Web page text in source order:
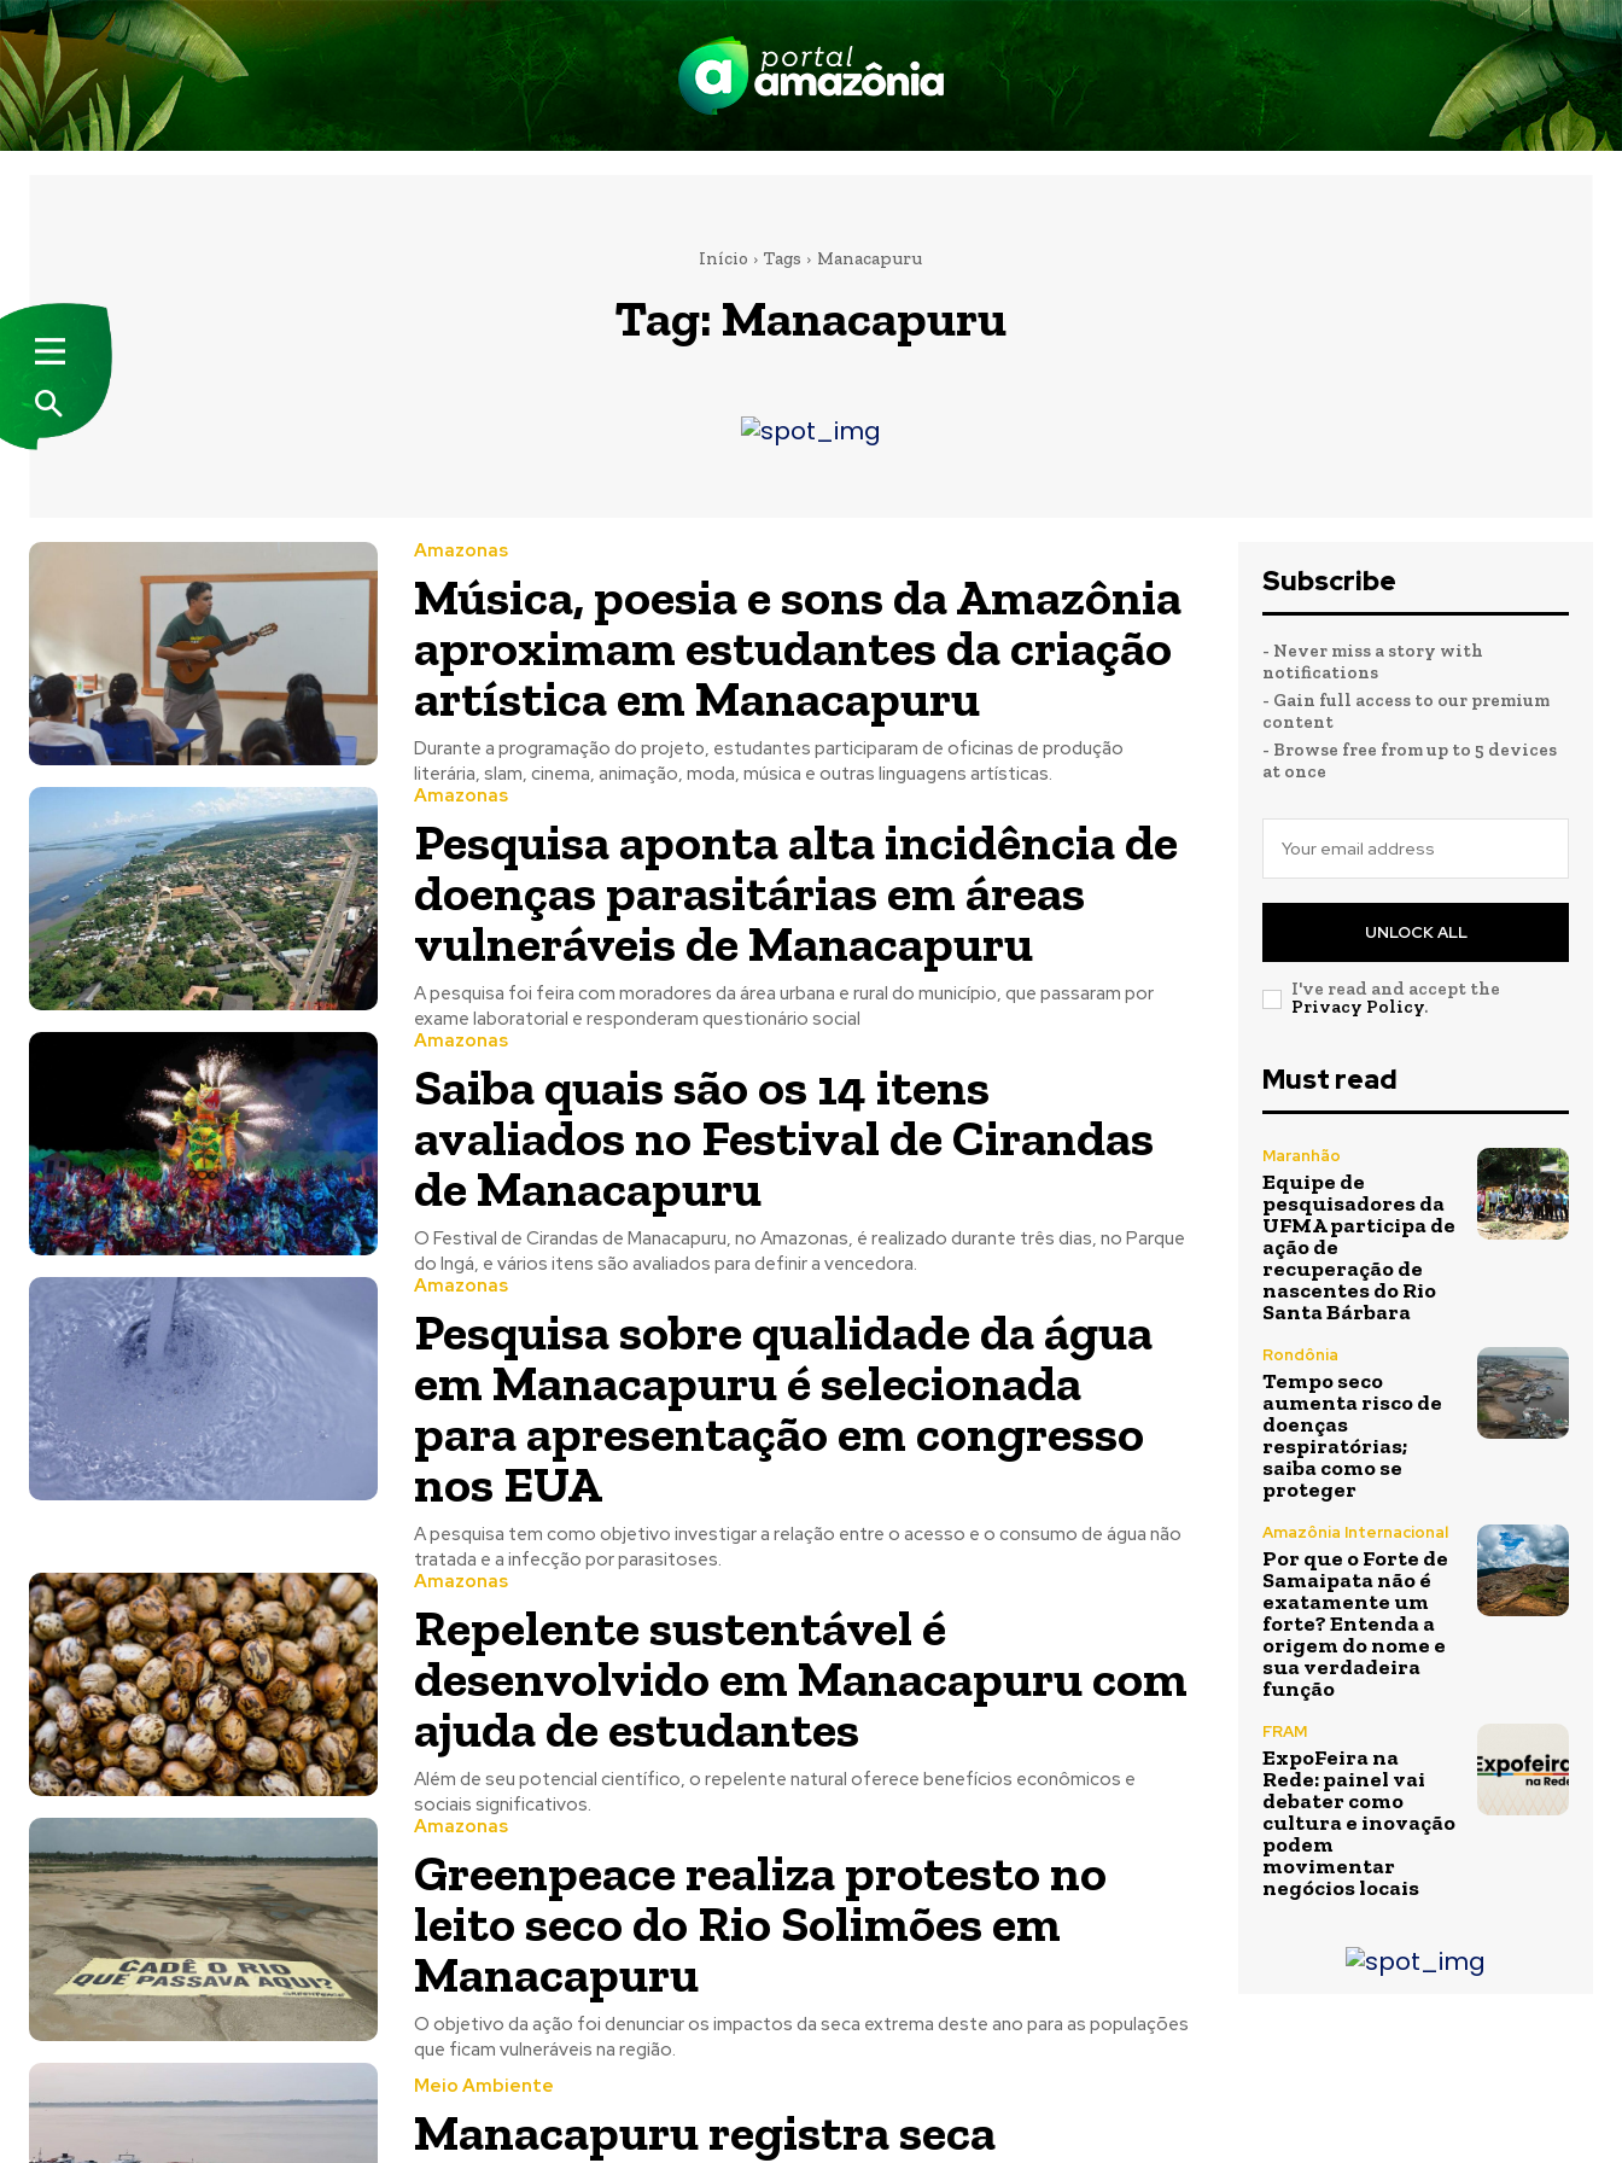
Início Tags Manacapuru
Tag: Manacapuru
Amazonas
Música, poesia e sons da Amazônia
aproximam estudantes da criação
artística em Manacapuru
Durante a programação do projeto, estudantes participaram de oficinas de produção
literária, slam, cinema, animação, moda, música e outras linguagens artísticas.
Amazonas
Pesquisa aponta alta incidência de
doenças parasitárias em áreas
vulneráveis de Manacapuru
A pesquisa foi feira com moradores da área urbana e rural do município, que passaram por
exame laboratorial e responderam questionário social
Amazonas
Saiba quais são os 14 itens
avaliados no Festival de Cirandas
de Manacapuru
O Festival de Cirandas de Manacapuru, no Amazonas, é realizado durante três dias, no Parque
do Ingá, e vários itens são avaliados para definir a vencedora.
Amazonas
Pesquisa sobre qualidade da água
em Manacapuru é selecionada
para apresentação em congresso
nos EUA
A pesquisa tem como objetivo investigar a relação entre o acesso e o consumo de água não
tratada e a infecção por parasitoses.
Amazonas
Repelente sustentável é
desenvolvido em Manacapuru com
ajuda de estudantes
Além de seu potencial científico, o repelente natural oferece benefícios econômicos e
sociais significativos.
Amazonas
Greenpeace realiza protesto no
leito seco do Rio Solimões em
Manacapuru
O objetivo da ação foi denunciar os impactos da seca extrema deste ano para as populações
que ficam vulneráveis na região.
Meio Ambiente
Manacapuru registra seca
Subscribe
- Never miss a story with
notifications
- Gain full access to our premium
content
- Browse free from up to 5 devices
at once
UNLOCK ALL
I've read and accept the
Privacy Policy.
Must read
Maranhão
Equipe de
pesquisadores da
UFMA participa de
ação de
recuperação de
nascentes do Rio
Santa Bárbara
Rondônia
Tempo seco
aumenta risco de
doenças
respiratórias;
saiba como se
proteger
Amazônia Internacional
Por que o Forte de
Samaipata não é
exatamente um
forte? Entenda a
origem do nome e
sua verdadeira
função
FRAM
ExpoFeira na
Rede: painel vai
debater como
cultura e inovação
podem
movimentar
negócios locais